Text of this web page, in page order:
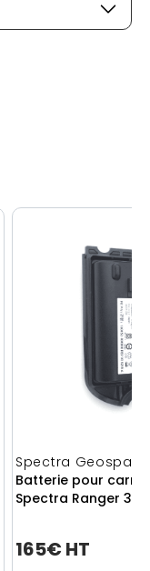
Spectra
Batterie pour
Spectra Ranger 3 /
165€ HT